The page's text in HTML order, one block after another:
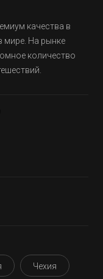
качества в
мире. На рынке
количество
Чехия